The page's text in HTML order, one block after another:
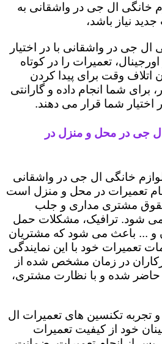
خانگی ال جی در واشقانی به
نیاز باشد،
ال جی در واشقانی با در اختیار
تعمیرات را در کوتاه
اتلاف وقت برای پیدا کردن
برای شما انجام داده و گارانتی
شما قرار می دهند.
جی در محل و منزل در
خانگی ال جی در واشقانی
تعمیرات در محل و منزل است
مشتری مداری و جلب
می شود. ترافیک، مشکلات حمل
و ... باعث می شود که مشتریان
تعمیرات خود با این نمایندگی
در زمان مشخص شده از
شده و با نظارت مشتری،
تجربه تکنسین های تعمیرات ال
خود از کیفیت تعمیرات